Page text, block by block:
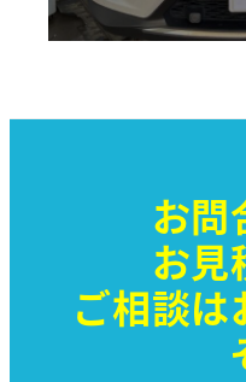
お問
お見
ご相談は